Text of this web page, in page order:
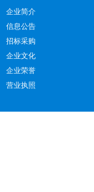
企业简介
信息公告
招标采购
企业文化
企业荣誉
营业执照